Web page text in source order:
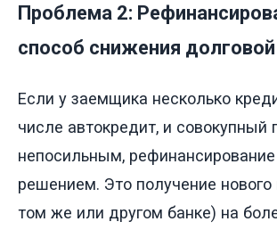
Проблема 2:
способ снижения долговой
Если у заемщика несколько
числе автокредит, и совокупный
непосильным,
решением. Это получение нового
том же или другом банке) на